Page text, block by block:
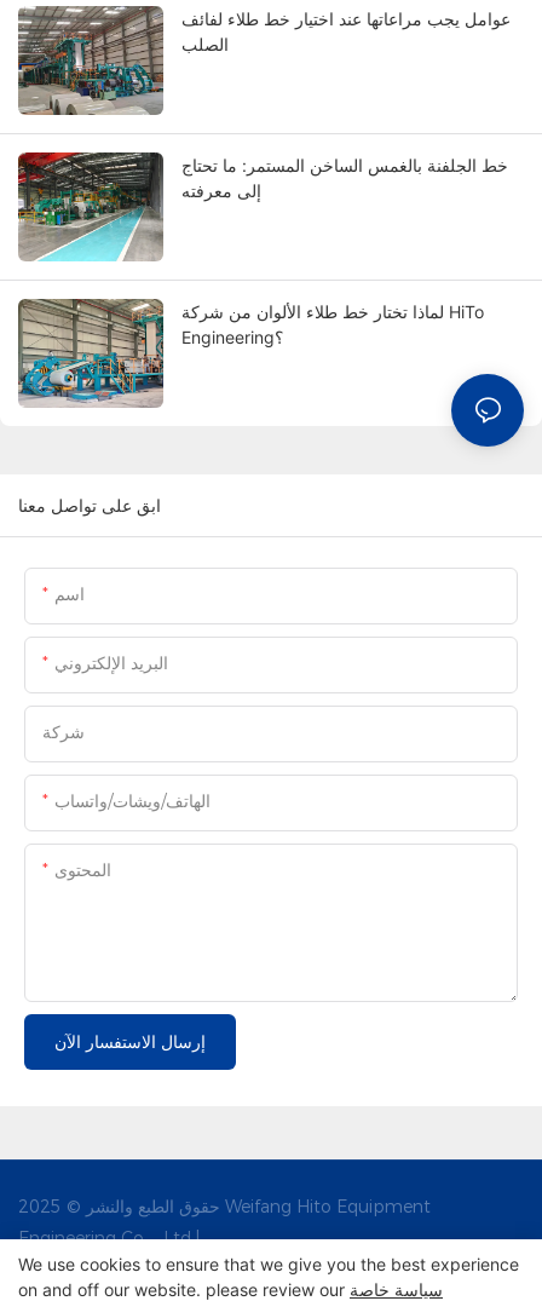
عوامل يجب مراعاتها عند اختيار خط طلاء لفائف
الصلب
خط الجلفنة بالغمس الساخن المستمر: ما تحتاج
إلى معرفته
لماذا تختار خط طلاء الألوان من شركة HiTo
Engineering؟
ابق على تواصل معنا
اسم
البريد الإلكتروني
شركة
الهاتف/ويشات/واتساب
المحتوى
إرسال الاستفسار الآن
حقوق الطبع والنشر © 2025 Weifang Hito Equipment
Engineering Co. ، Ltd |
We use cookies to ensure that we give you the best experience
on and off our website. please review our سياسة خاصة